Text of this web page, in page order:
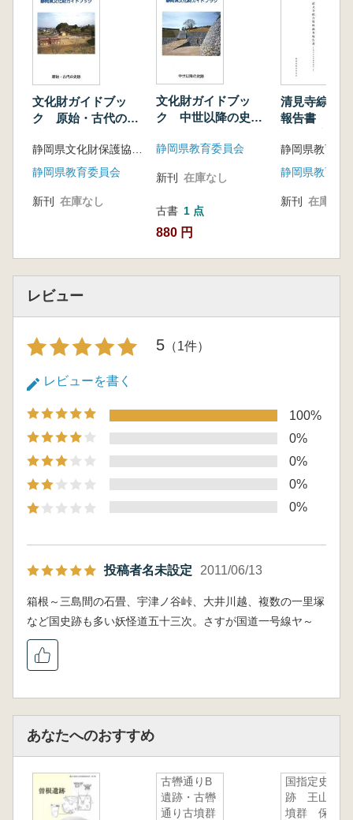
文化財ガイドブッ
ク 原始・古代の史
静岡県教育委員会
新刊 在庫なし
文化財ガイドブッ
ク 中世以降の史跡
静岡県教育委員会
新刊 在庫なし
古書 1 点
880 円
清見寺綜合
報告書 清見
静岡県教育委
新刊 在庫なし
レビュー
5 （1件）
レビューを書く
100%
0%
0%
0%
0%
投稿者名未設定 2011/06/13
箱根～三島間の石畳、宇津ノ谷峠、大井川越、複数の一里塚
など国史跡も多い妖怪道五十三次。さすが国道一号線ヤ～
あなたへのおすすめ
古轡通りB
遺跡・古轡
通り古墳群
国指定史
跡 王山古
墳群 保存